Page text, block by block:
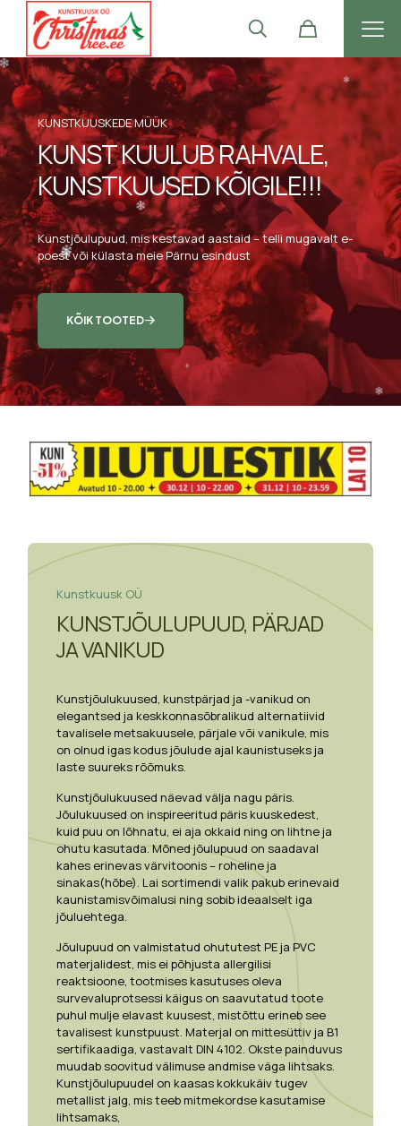
KUNSTKUUSKEDE MÜÜK
KUNST KUULUB RAHVALE,
KUNSTKUUSED KÕIGILE!!!
Kunstjõulupuud, mis kestavad aastaid – telli mugavalt e-
poest või külasta meie Pärnu esindust
KÕIK TOOTED
Kunstkuusk OÜ
KUNSTJÕULUPUUD, PÄRJAD
JA VANIKUD
Kunstjõulukuused, kunstpärjad ja -vanikud on
elegantsed ja keskkonnasõbralikud alternatiivid
tavalisele metsakuusele, pärjale või vanikule, mis
on olnud igas kodus jõulude ajal kaunistuseks ja
laste suureks rõõmuks.
Kunstjõulukuused näevad välja nagu päris.
Jõulukuused on inspireeritud päris kuuskedest,
kuid puu on lõhnatu, ei aja okkaid ning on lihtne ja
ohutu kasutada. Mõned jõulupuud on saadaval
kahes erinevas värvitoonis – roheline ja
sinakas(hõbe). Lai sortimendi valik pakub erinevaid
kaunistamisvõimalusi ning sobib ideaalselt iga
jõuluehtega.
Jõulupuud on valmistatud ohututest PE ja PVC
materjalidest, mis ei põhjusta allergilisi
reaktsioone, tootmises kasutuses oleva
survevaluprotsessi käigus on saavutatud toote
puhul mulje elavast kuusest, mistõttu erineb see
tavalisest kunstpuust. Materjal on mittesüttiv ja B1
sertifikaadiga, vastavalt DIN 4102. Okste painduvus
muudab soovitud välimuse andmise väga lihtsaks.
Kunstjõulupuudel on kaasas kokkukäiv tugev
metallist jalg, mis teeb mitmekordse kasutamise
lihtsamaks,